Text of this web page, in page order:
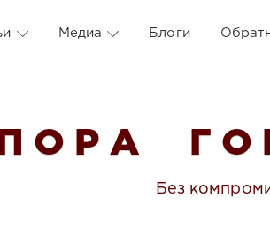
Медиа Блоги
П О Р А Г О
Без